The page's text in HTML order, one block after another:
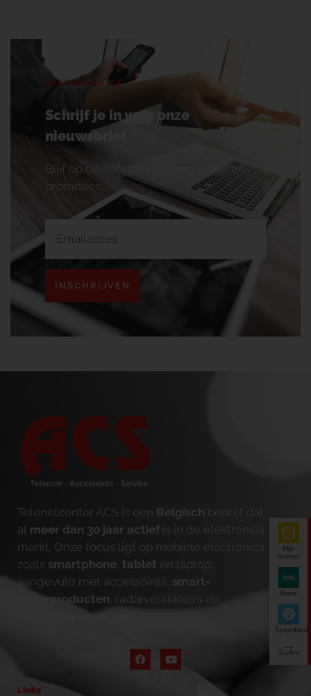
NIEUWSBRIEF
Schrijf je in voor onze
nieuwsbrief
Blijf op de hoogte van onze acties en
promoties.
INSCHRIJVEN
Telenetcenter ACS is een Belgisch bedrijf dat
al meer dan 30 jaar actief is in de elektronica
markt. Onze focus ligt op mobiele electronica
zoals smartphone tablet en laptop,
aangevuld met accessoires, smart-
homeproducten , radarverklikkers en
bluetooth-speakers
Links
Mijn
telenet
Base
Speedtest